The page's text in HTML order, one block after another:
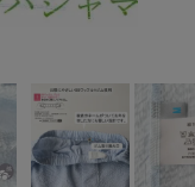
- New Arrival -
り スリーパー